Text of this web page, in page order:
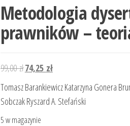
Metodologia
prawników –
99,00złPierwotna
cena
wynosiła:
99,00 zł.
74,25 złAktualna
cena
wynosi:
Tomasz Barankiewicz Katarzyna Gonera
Sobczak Ryszard A. Stefański
5 w magazynie